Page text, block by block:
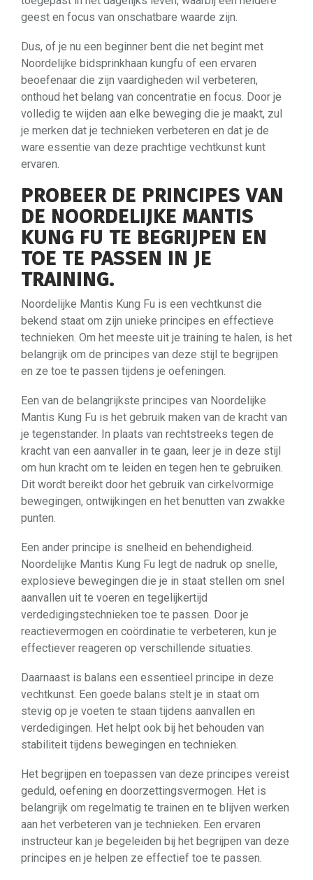
geest en focus van onschatbare waarde zijn.
Dus, of je nu een beginner bent die net begint met
Noordelijke bidsprinkhaan kungfu of een ervaren
beoefenaar die zijn vaardigheden wil verbeteren,
onthoud het belang van concentratie en focus. Door je
volledig te wijden aan elke beweging die je maakt, zul
je merken dat je technieken verbeteren en dat je de
ware essentie van deze prachtige vechtkunst kunt
ervaren.
PROBEER DE PRINCIPES VAN
DE NOORDELIJKE MANTIS
KUNG FU TE BEGRIJPEN EN
TOE TE PASSEN IN JE
TRAINING.
Noordelijke Mantis Kung Fu is een vechtkunst die
bekend staat om zijn unieke principes en effectieve
technieken. Om het meeste uit je training te halen, is het
belangrijk om de principes van deze stijl te begrijpen
en ze toe te passen tijdens je oefeningen.
Een van de belangrijkste principes van Noordelijke
Mantis Kung Fu is het gebruik maken van de kracht van
je tegenstander. In plaats van rechtstreeks tegen de
kracht van een aanvaller in te gaan, leer je in deze stijl
om hun kracht om te leiden en tegen hen te gebruiken.
Dit wordt bereikt door het gebruik van cirkelvormige
bewegingen, ontwijkingen en het benutten van zwakke
punten.
Een ander principe is snelheid en behendigheid.
Noordelijke Mantis Kung Fu legt de nadruk op snelle,
explosieve bewegingen die je in staat stellen om snel
aanvallen uit te voeren en tegelijkertijd
verdedigingstechnieken toe te passen. Door je
reactievermogen en coördinatie te verbeteren, kun je
effectiever reageren op verschillende situaties.
Daarnaast is balans een essentieel principe in deze
vechtkunst. Een goede balans stelt je in staat om
stevig op je voeten te staan ​​tijdens aanvallen en
verdedigingen. Het helpt ook bij het behouden van
stabiliteit tijdens bewegingen en technieken.
Het begrijpen en toepassen van deze principes vereist
geduld, oefening en doorzettingsvermogen. Het is
belangrijk om regelmatig te trainen en te blijven werken
aan het verbeteren van je technieken. Een ervaren
instructeur kan je begeleiden bij het begrijpen van deze
principes en je helpen ze effectief toe te passen.